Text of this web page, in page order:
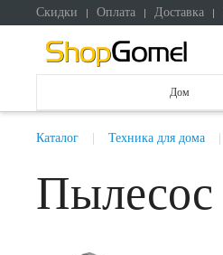
Скидки Оплата Доставка
Дом
Каталог Техника для дома
Пылесос